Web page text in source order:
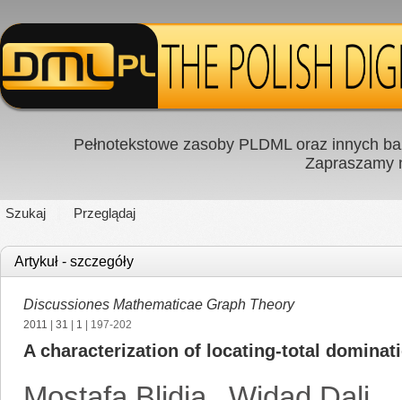
Pełnotekstowe zasoby PLDML oraz innych
Zapraszamy
Szukaj Przeglądaj
Artykuł - szczegóły
Discussiones Mathematicae Graph Theory
2011 31 1 | 197-202
A characterization of locating-total